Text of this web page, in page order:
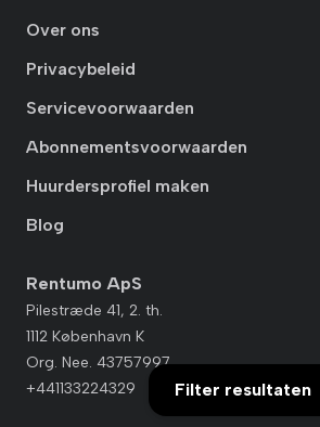
Filter resultaten
Over ons
Privacybeleid
Servicevoorwaarden
Abonnementsvoorwaarden
Huurdersprofiel maken
Blog
Rentumo ApS
Pilestræde 41, 2. th.
1112 København K
Org. Nee. 43757997
+441133224329